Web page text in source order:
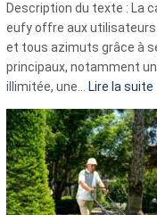
Description du texte : La
eufy offre aux
et tous azimuts grâce à
principaux, notamment
illimitée, une…
Lire la suite